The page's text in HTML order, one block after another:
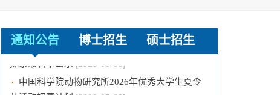
通知公告 博士招生 硕士招生
中国科学院动物研究所2026年招收博士研究生
拟录取名单公示
[2026-06-05]
中国科学院动物研究所2026年优秀大学生夏令
营活动招募计划[2026-05-20]